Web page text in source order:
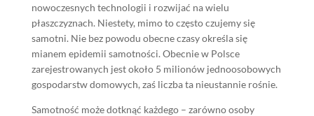
nowoczesnych technologii i rozwijać na wielu
płaszczyznach. Niestety, mimo to często czujemy się
samotni. Nie bez powodu obecne czasy określa się
mianem epidemii samotności. Obecnie w Polsce
zarejestrowanych jest około 5 milionów jednoosobowych
gospodarstw domowych, zaś liczba ta nieustannie rośnie.
Samotność może dotknąć każdego – zarówno osoby